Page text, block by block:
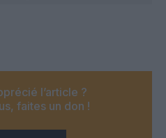
l’article ?
faites un don !